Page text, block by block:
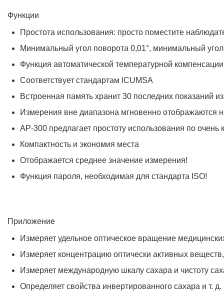
Функции
Простота использования: просто поместите
Минимальный угол поворота 0,01°, минимальный
Функция автоматической температурной
Соответствует стандартам ICUMSA
Встроенная память хранит 30 последних показаний
Измерения вне диапазона мгновенно отображаются
AP-300 предлагает простоту использования по очень
Компактность и экономия места
Отображается среднее значение измерения!
Функция пароля, необходимая для стандарта ISO!
Приложение
Измеряет удельное оптическое вращение
Измеряет концентрацию оптически активных
Измеряет международную шкалу сахара и чистоту
Определяет свойства инвертированного сахара и т. д.